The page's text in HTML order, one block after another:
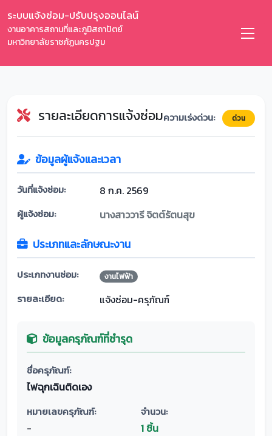
ระบบแจ้งซ่อม-ปรับปรุงออนไลน์
งานอาคารสถานที่และภูมิสถาปัตย์
มหาวิทยาลัยราชภัฏนครปฐม
รายละเอียดการแจ้งซ่อมความเร่งด่วน: ด่วน
ข้อมูลผู้แจ้งและเวลา
วันที่แจ้งซ่อม: 8 ก.ค. 2569
ผู้แจ้งซ่อม: นางสาววารี จิตต์รัตนสุข
ประเภทและลักษณะงาน
ประเภทงานซ่อม: งานไฟฟ้า
รายละเอียด: แจ้งซ่อม-ครุภัณฑ์
ข้อมูลครุภัณฑ์ที่ชำรุด
ชื่อครุภัณฑ์:
ไฟฉุกเฉินติดเอง
หมายเลขครุภัณฑ์:
-
จำนวน:
1 ชิ้น